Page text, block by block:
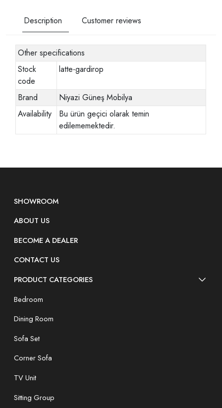
Description Customer reviews
Other specifications
Stock
code
latte-gardirop
Brand
Niyazi Güneş Mobilya
Availability
Bu ürün geçici olarak temin
edilememektedir.
SHOWROOM
ABOUT US
BECOME A DEALER
CONTACT US
PRODUCT CATEGORIES
Bedroom
Dining Room
Sofa Set
Corner Sofa
TV Unit
Sitting Group